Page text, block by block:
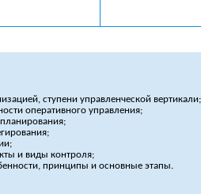
ступени управленческой вертикали;
оперативного управления;
и виды контроля;
принципы и основные этапы.